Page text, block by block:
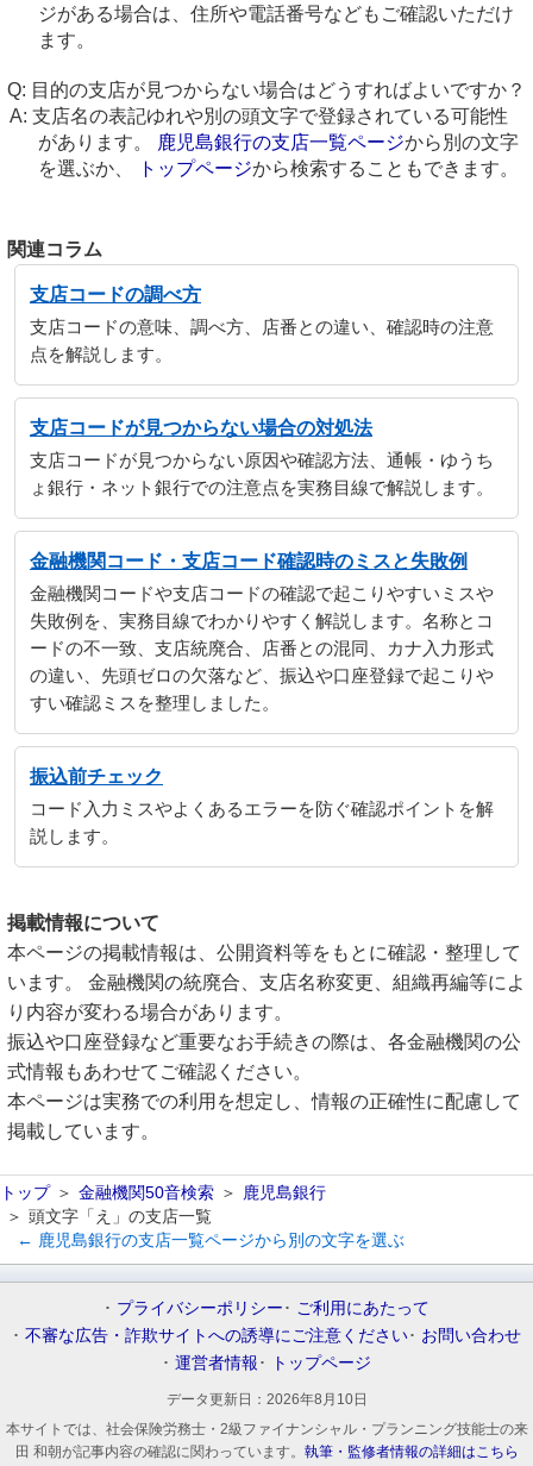
ジがある場合は、住所や電話番号などもご確認いただけ
ます。
目的の支店が見つからない場合はどうすればよいですか？
支店名の表記ゆれや別の頭文字で登録されている可能性
があります。
鹿児島銀行の支店一覧ページから別の文字
を選ぶか、
トップページから検索することもできます。
関連コラム
支店コードの調べ方
支店コードの意味、調べ方、店番との違い、確認時の注意
点を解説します。
支店コードが見つからない場合の対処法
支店コードが見つからない原因や確認方法、通帳・ゆうち
ょ銀行・ネット銀行での注意点を実務目線で解説します。
金融機関コード・支店コード確認時のミスと失敗例
金融機関コードや支店コードの確認で起こりやすいミスや
失敗例を、実務目線でわかりやすく解説します。名称とコ
ードの不一致、支店統廃合、店番との混同、カナ入力形式
の違い、先頭ゼロの欠落など、振込や口座登録で起こりや
すい確認ミスを整理しました。
振込前チェック
コード入力ミスやよくあるエラーを防ぐ確認ポイントを解
説します。
掲載情報について
本ページの掲載情報は、公開資料等をもとに確認・整理して
います。 金融機関の統廃合、支店名称変更、組織再編等によ
り内容が変わる場合があります。
振込や口座登録など重要なお手続きの際は、各金融機関の公
式情報もあわせてご確認ください。
本ページは実務での利用を想定し、情報の正確性に配慮して
掲載しています。
トップ 金融機関50音検索
鹿児島銀行
頭文字「え」の支店一覧
← 鹿児島銀行の支店一覧ページから別の文字を選ぶ
プライバシーポリシー
ご利用にあたって
不審な広告・詐欺サイトへの誘導にご注意ください
お問い合わせ
運営者情報
トップページ
データ更新日： 2026年8月10日
本サイトでは、社会保険労務士・2級ファイナンシャル・プランニング技能士の来
田 和朝が記事内容の確認に関わっています。 執筆・監修者情報の詳細はこちら